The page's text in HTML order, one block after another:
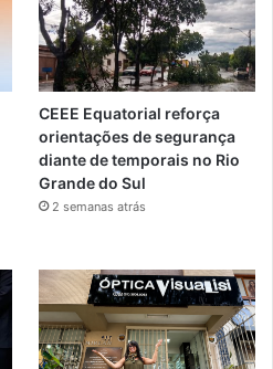
CEEE Equatorial reforça
orientações de segurança
diante de temporais no Rio
Grande do Sul
2 semanas atrás